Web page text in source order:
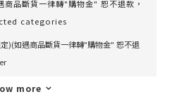
品斷貨一律轉"購物金" 恕不退款，
categories
)(如遇商品斷貨一律轉"購物金" 恕不退
more